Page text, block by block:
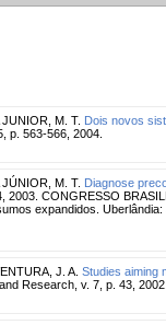
M. T. Dois novos
p. 563-566, 2004.
M. T. Diagnose
CONGRESSO
expandidos.
J. A. Studies aiming
Research, v. 7, p. 43,